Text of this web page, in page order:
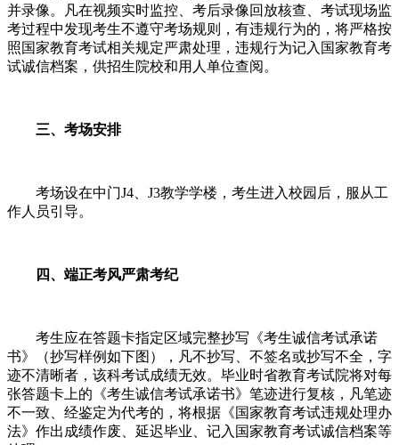
并录像。凡在视频实时监控、考后录像回放核查、考试现场监
考过程中发现考生不遵守考场规则，有违规行为的，将严格按
照国家教育考试相关规定严肃处理，违规行为记入国家教育考
试诚信档案，供招生院校和用人单位查阅。
三、考场安排
考场设在中门J4、J3教学学楼，考生进入校园后，服从工
作人员引导。
四、端正考风严肃考纪
考生应在答题卡指定区域完整抄写《考生诚信考试承诺
书》（抄写样例如下图），凡不抄写、不签名或抄写不全，字
迹不清晰者，该科考试成绩无效。毕业时省教育考试院将对每
张答题卡上的《考生诚信考试承诺书》笔迹进行复核，凡笔迹
不一致、经鉴定为代考的，将根据《国家教育考试违规处理办
法》作出成绩作废、延迟毕业、记入国家教育考试诚信档案等